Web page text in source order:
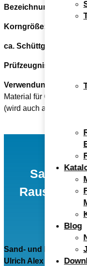
Blog
Bezeichnung:
Korngröße:
ca. Schüttgewicht (to /
Prüfzeugnis:
Verwendung:
Material für Garten-
(wird auch angeboten
Sand-
Sand- und Kieswerk
Ulrich Alex GmbH